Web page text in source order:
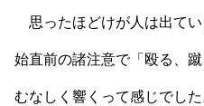
思ったほどけが人は出て
始直前の諸注意で「殴る、
むなしく響くって感じでし